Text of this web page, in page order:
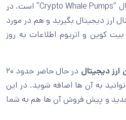
و فروش ارز های دیجیتال کانال “Crypto Whale Pumps” است. در
ارز دیجیتال بگیرید و هم در مورد
کوین و اتریوم اطلاعات به روز
ارز دیجیتال
در حال حاضر حدود ۲۰
به آن ها اضافه شوید. در این
جدید و پیش فروش آن ها هم به شما